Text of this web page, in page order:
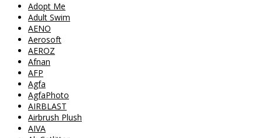
Adopt Me
Adult Swim
AENO
Aerosoft
AEROZ
Afnan
AFP
Agfa
AgfaPhoto
AIRBLAST
Airbrush Plush
AIVA